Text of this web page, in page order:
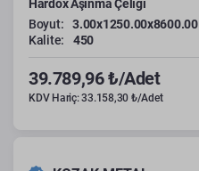
Hardox Aşınma Çeliği
Boyut:
3.00x1250.00x8600.00
Kalite:
450
39.789,96 ₺/Adet
KDV Hariç: 33.158,30 ₺/Adet